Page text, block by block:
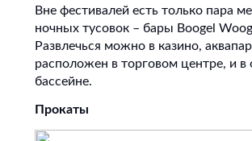
Вне фестивалей есть только пара
ночных тусовок – бары Boogel
Развлечься можно в казино,
расположен в торговом центре, и
бассейне.
Прокаты